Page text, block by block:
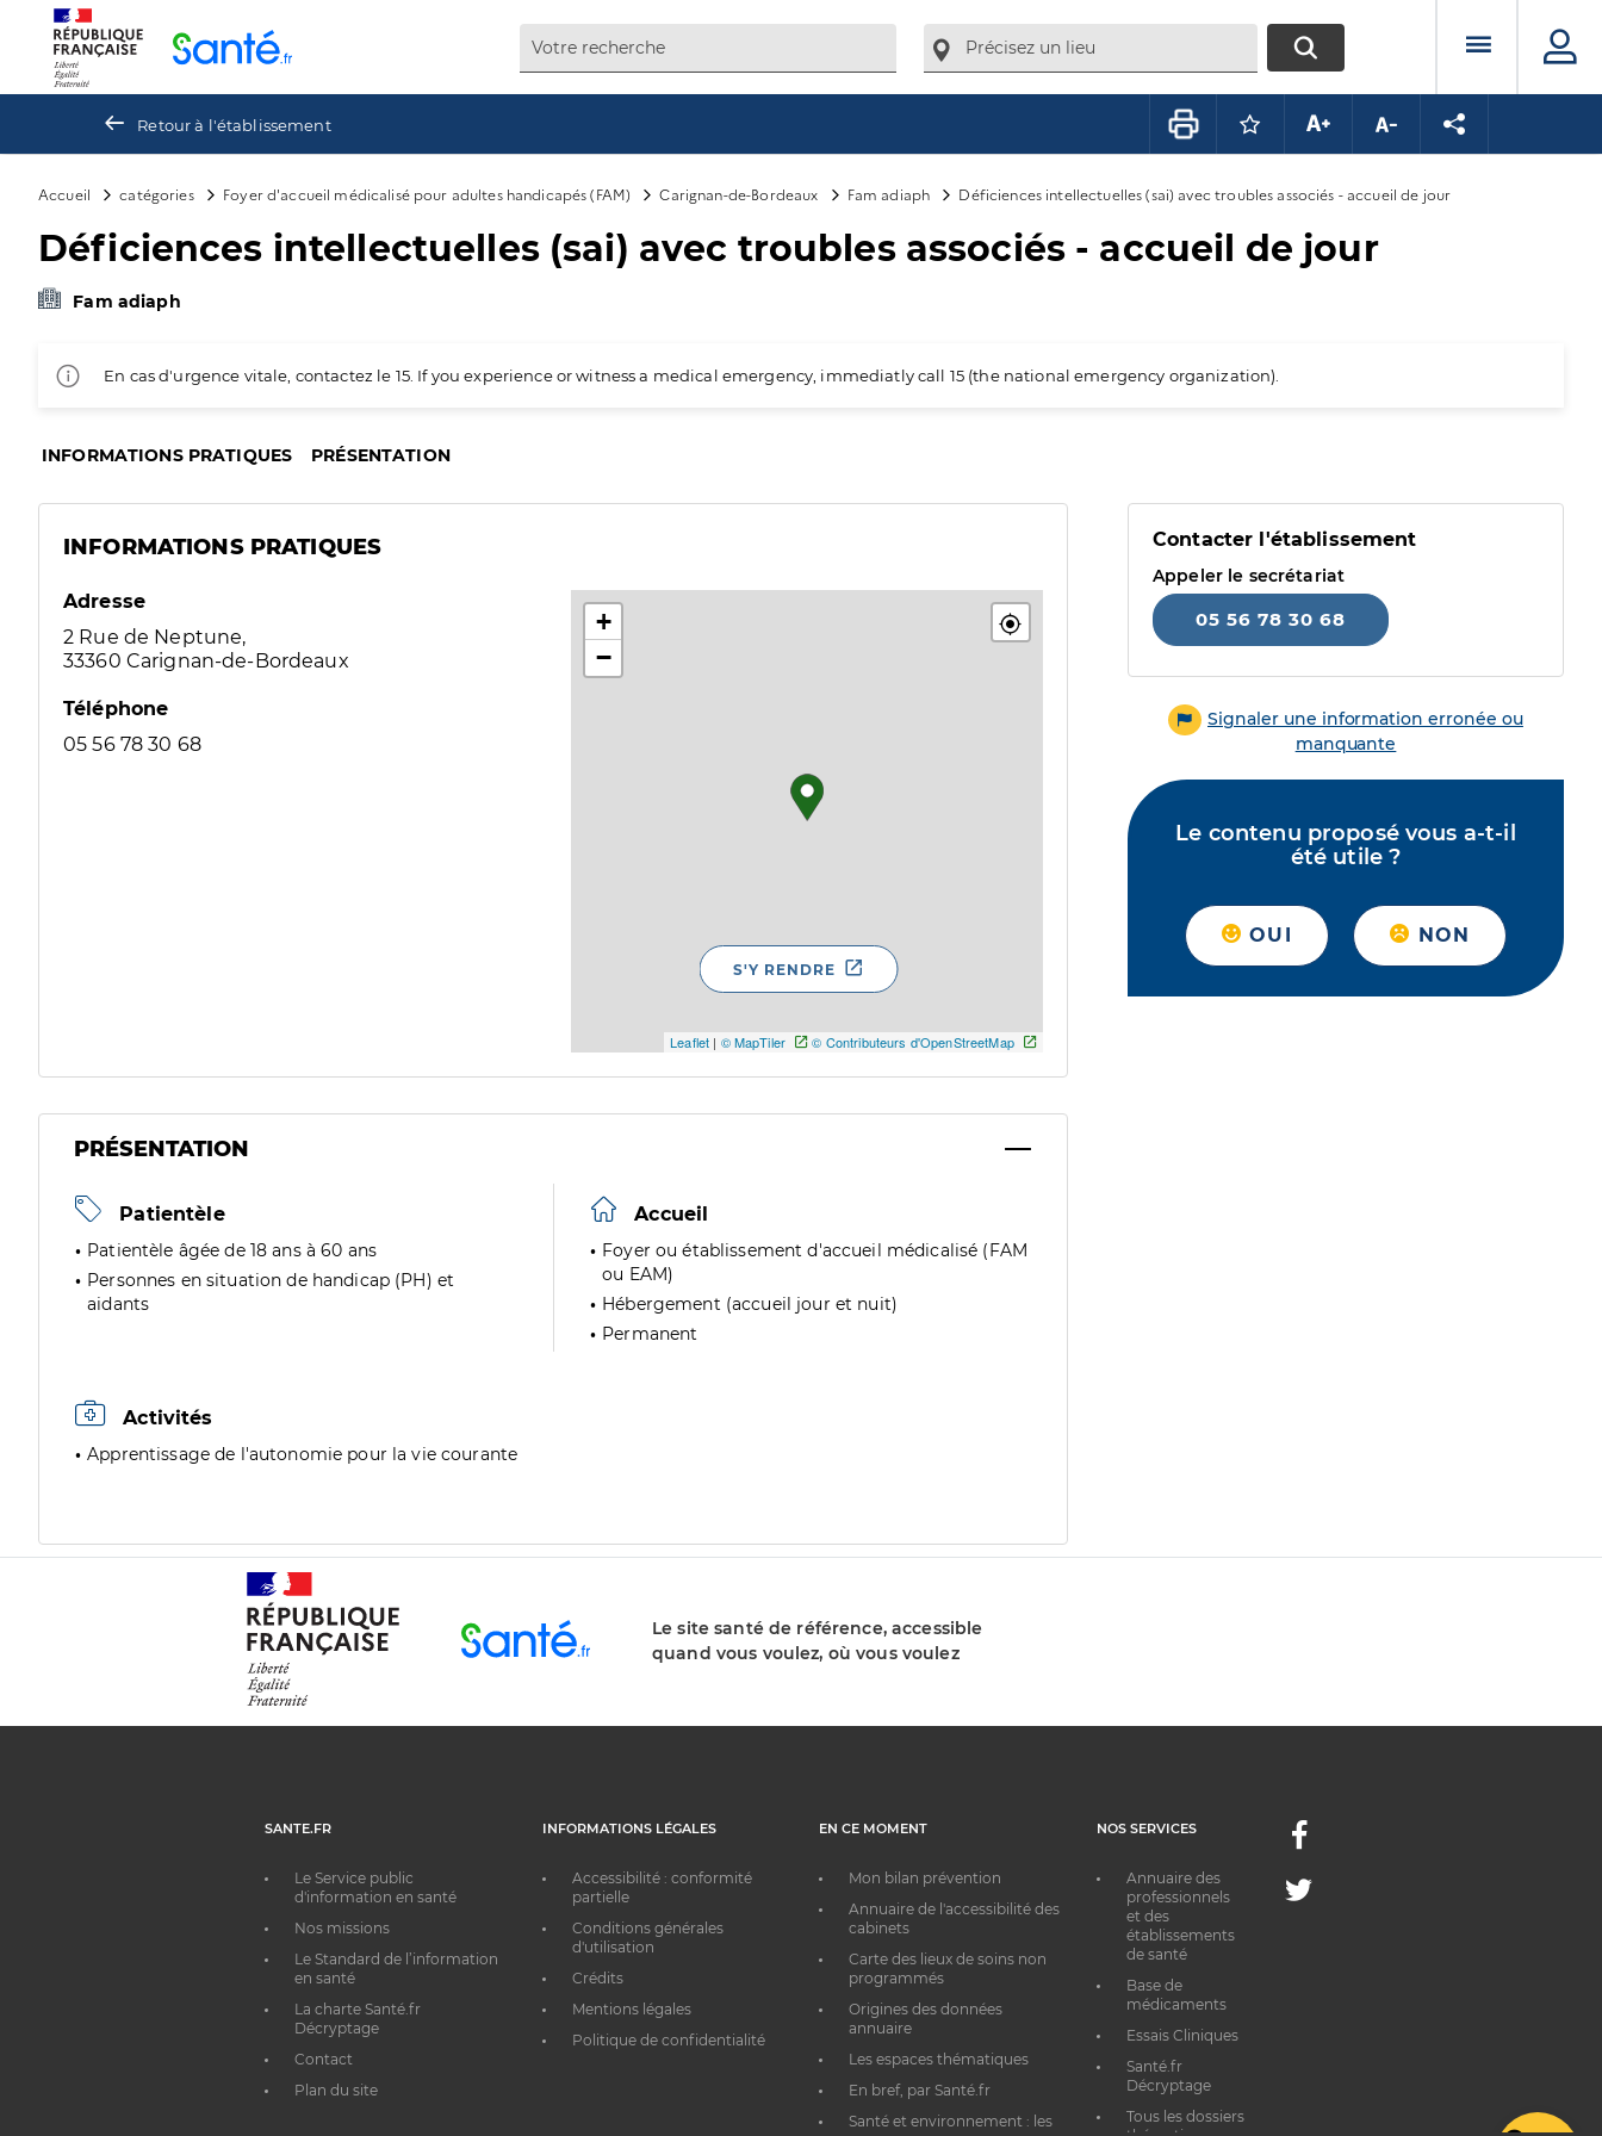
RECHERCHERMenu
Retour à l'établissement Connectez-vous pour mettre ce
Augmenter la taille du texte
Diminuer la taille du
Partager la
Accueil catégories Foyer d'accueil médicalisé pour adultes handicapés (FAM) Carignan-de-Bordeaux Fam adiaph Déficiences intellectuelles (sai) avec troubles associés - accueil de jour
Déficiences intellectuelles (sai) avec troubles associés - accueil de jour
Fam adiaph
En cas d'urgence vitale, contactez le 15. If you experience or witness a medical emergency, immediatly call 15 (the national emergency organization).
INFORMATIONS PRATIQUES PRÉSENTATION
INFORMATIONS PRATIQUES
Adresse
2 Rue de Neptune,
33360 Carignan-de-Bordeaux
Téléphone
05 56 78 30 68
+
−
Leaflet | © MapTiler © Contributeurs d'OpenStreetMap
S'Y RENDRE
PRÉSENTATION
Patientèle
Patientèle âgée de 18 ans à 60 ans
Personnes en situation de handicap (PH) et
aidants
Accueil
Foyer ou établissement d'accueil médicalisé (FAM
ou EAM)
Hébergement (accueil jour et nuit)
Permanent
Activités
Apprentissage de l'autonomie pour la vie courante
Contacter l'établissement
Appeler le secrétariat
05 56 78 30 68
Signaler une information erronée ou
manquante
Le contenu proposé vous a-t-il
été utile ?
OUI NON
Le site santé de référence, accessible
quand vous voulez, où vous voulez
SANTE.FR
Le Service public
d'information en santé
Nos missions
Le Standard de l’information
en santé
La charte Santé.fr
Décryptage
Contact
Plan du site
INFORMATIONS LÉGALES
Accessibilité : conformité
partielle
Conditions générales
d'utilisation
Crédits
Mentions légales
Politique de confidentialité
EN CE MOMENT
Mon bilan prévention
Annuaire de l'accessibilité des
cabinets
Carte des lieux de soins non
programmés
Origines des données
annuaire
Les espaces thématiques
En bref, par Santé.fr
Santé et environnement : les
NOS SERVICES
Annuaire des
professionnels
et des
établissements
de santé
Base de
médicaments
Essais Cliniques
Santé.fr
Décryptage
Tous les dossiers
Facebook
Twitter
Panneau de gestion des cookies